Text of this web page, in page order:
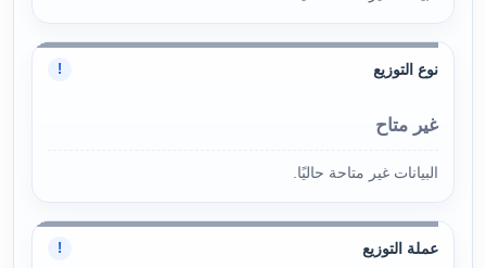
نوع التوزيع !
غير متاح
البيانات غير متاحة حاليًا.
عملة التوزيع !